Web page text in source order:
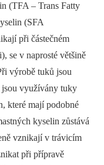
(TFA –⁠ Trans Fatty
(SFA
při částečném
se v naprosté většině
výrobě tuků jsou
jsou využívány tuky
které mají podobné
kyselin zůstává
vznikají v trávicím
při přípravě